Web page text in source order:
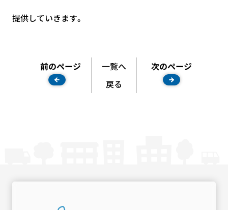
提供していきます。
前のページ
一覧へ
戻る
次のページ